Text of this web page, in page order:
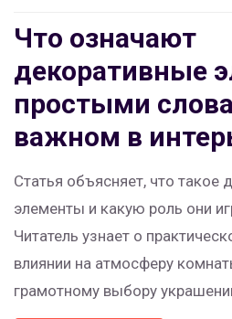
Что означают
декоративные
простыми
важном в
Статья объясняет, что такое
элементы и какую роль они
Читатель узнает о
влиянии на атмосферу
грамотному выбору